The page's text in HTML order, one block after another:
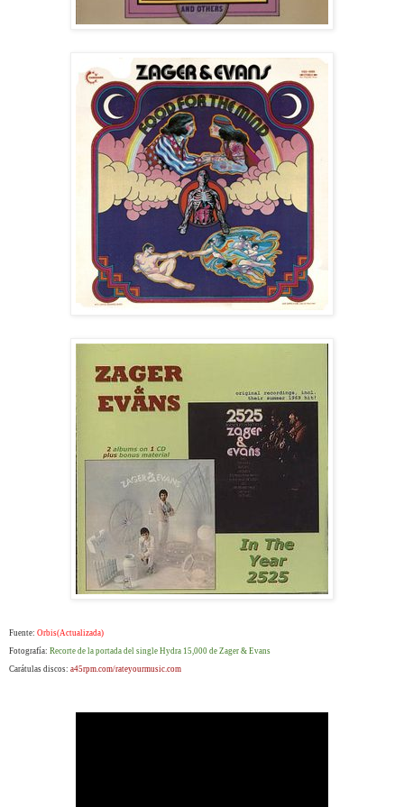
Fuente: Orbis(Actualizada)
Fotografía: Recorte de la portada del single Hydra 15,000 de Zager & Evans
Carátulas discos: a45rpm.com/rateyourmusic.com